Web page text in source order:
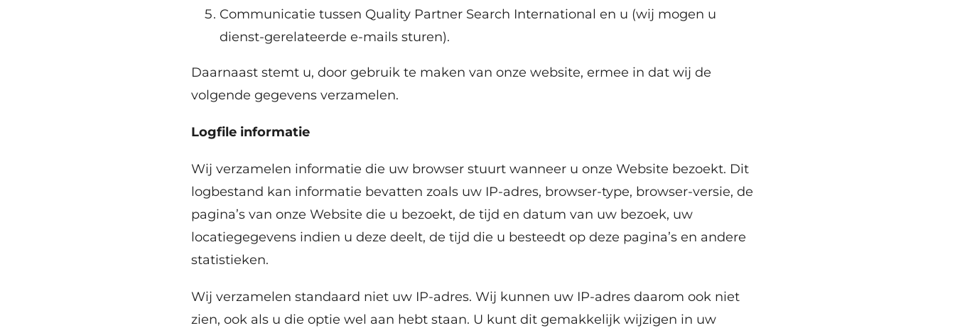
Communicatie tussen Quality Partner Search International en u (wij mogen u
dienst-gerelateerde e-mails sturen).
Daarnaast stemt u, door gebruik te maken van onze website, ermee in dat wij de
volgende gegevens verzamelen.
Logfile informatie
Wij verzamelen informatie die uw browser stuurt wanneer u onze Website bezoekt. Dit
logbestand kan informatie bevatten zoals uw IP-adres, browser-type, browser-versie, de
pagina’s van onze Website die u bezoekt, de tijd en datum van uw bezoek, uw
locatiegegevens indien u deze deelt, de tijd die u besteedt op deze pagina’s en andere
statistieken.
Wij verzamelen standaard niet uw IP-adres. Wij kunnen uw IP-adres daarom ook niet
zien, ook als u die optie wel aan hebt staan. U kunt dit gemakkelijk wijzigen in uw